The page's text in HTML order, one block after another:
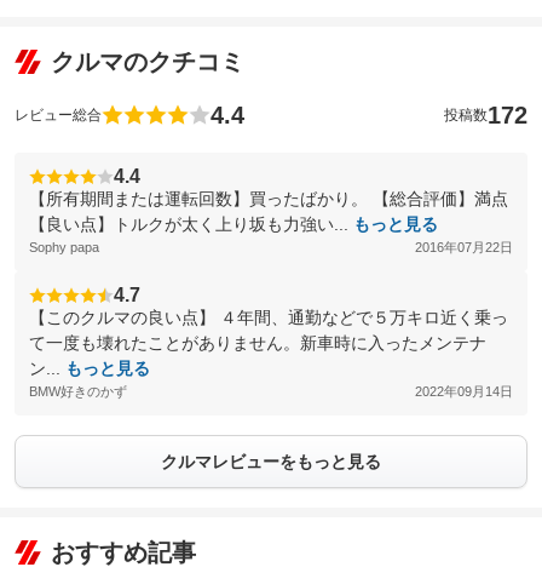
クルマのクチコミ
レビュー総合 4.4 投稿数172
4.4
【所有期間または運転回数】買ったばかり。 【総合評価】満点
【良い点】トルクが太く上り坂も力強い...
もっと見る
Sophy papa 2016年07月22日
4.7
【このクルマの良い点】 ４年間、通勤などで５万キロ近く乗っ
て一度も壊れたことがありません。新車時に入ったメンテナ
ン...
もっと見る
BMW好きのかず 2022年09月14日
クルマレビューをもっと見る
おすすめ記事